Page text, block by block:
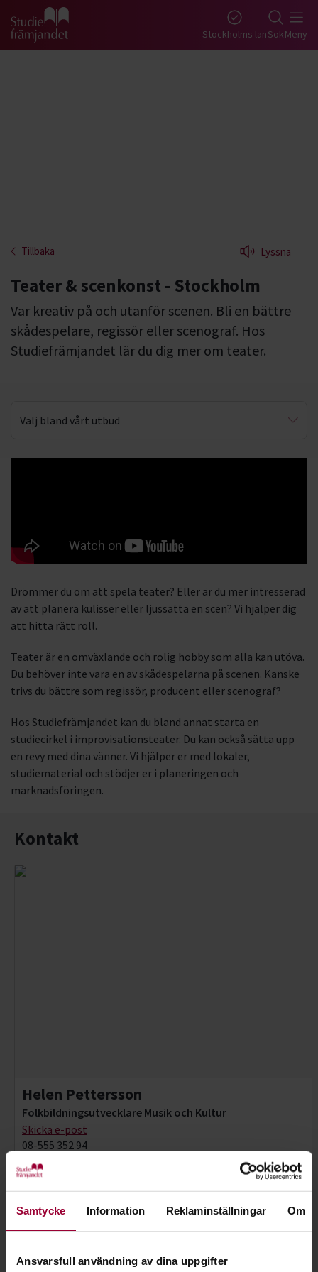
Samtycke Information Reklaminställningar Om
Ansvarsfull användning av dina uppgifter
Gå till studiefrämjandets startsida Stockholms länSökMeny
Tillbaka Lyssna
Teater & scenkonst - Stockholm
Var kreativ på och utanför scenen. Bli en bättre
skådespelare, regissör eller scenograf. Hos
Studiefrämjandet lär du dig mer om teater.
Välj bland vårt utbud
Drömmer du om att spela teater? Eller är du mer intresserad
av att planera kulisser eller ljussätta en scen? Vi hjälper dig
att hitta rätt roll.
Teater är en omväxlande och rolig hobby som alla kan utöva.
Du behöver inte vara en av skådespelarna på scenen. Kanske
trivs du bättre som regissör, producent eller scenograf?
Hos Studiefrämjandet kan du bland annat starta en
studiecirkel i improvisationsteater. Du kan också sätta upp
en revy med dina vänner. Vi hjälper er med lokaler,
studiematerial och stödjer er i planeringen och
marknadsföringen.
Kontakt
Helen Pettersson
Folkbildningsutvecklare Musik och Kultur
Skicka e-post
08-555 352 94